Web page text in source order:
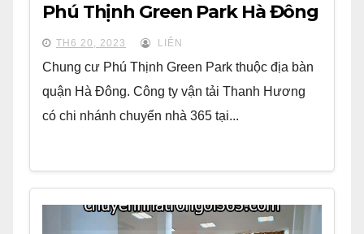
Phú Thịnh Green Park Hà Đông
TH6 20, 2023 LIÊN
Chung cư Phú Thịnh Green Park thuộc địa bàn
quận Hà Đông. Công ty vận tải Thanh Hương
có chi nhánh chuyển nhà 365 tại...